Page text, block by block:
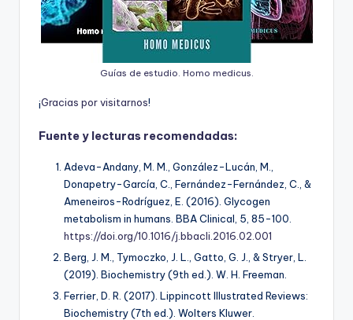
Guías de estudio. Homo medicus.
¡Gracias porvisitarnos!
Fuente y lecturas recomendadas:
Adeva-Andany, M. M., González-Lucán, M.,
Donapetry-García, C., Fernández-Fernández, C., &
Ameneiros-Rodríguez, E. (2016). Glycogen
metabolism in humans. BBA Clinical, 5, 85-100.
https://doi.org/10.1016/j.bbacli.2016.02.001
Berg, J. M., Tymoczko, J. L., Gatto, G. J., & Stryer, L.
(2019). Biochemistry (9th ed.). W. H. Freeman.
Ferrier, D. R. (2017). Lippincott Illustrated Reviews:
Biochemistry (7th ed.). Wolters Kluwer.